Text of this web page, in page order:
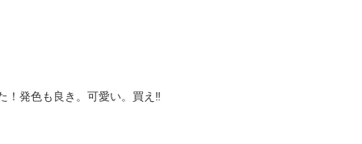
！発色も良き。可愛い。買え‼️